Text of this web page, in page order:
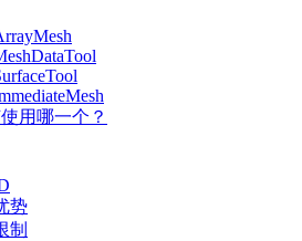
用哪一个？
势
制